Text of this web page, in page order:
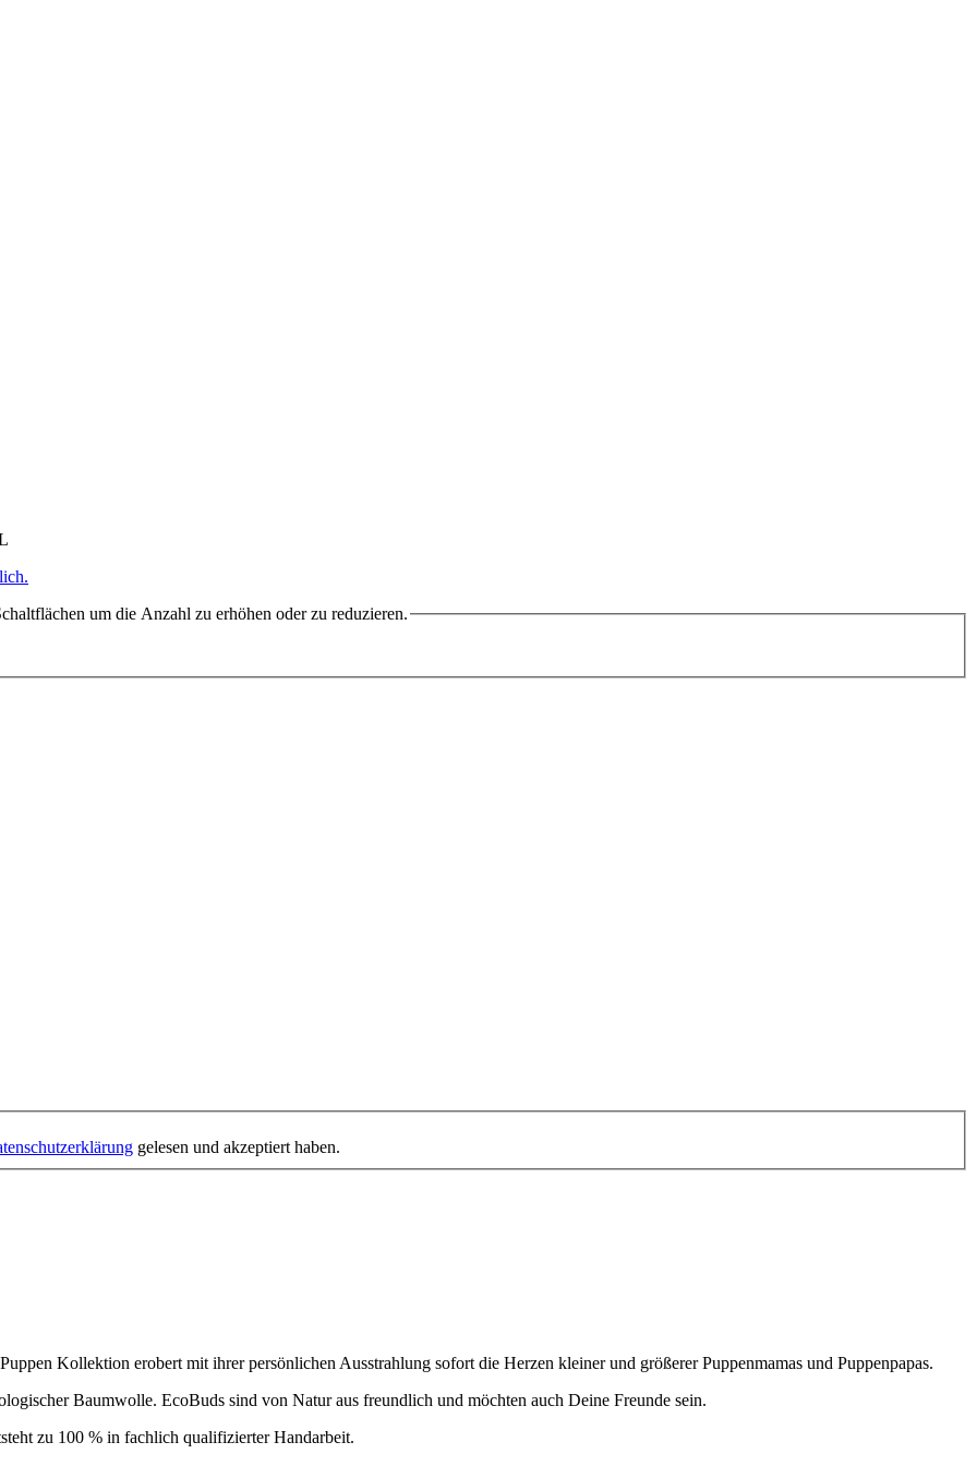
um die Anzahl zu erhöhen oder zu reduzieren.
gelesen und akzeptiert haben.
Kollektion erobert mit ihrer persönlichen Ausstrahlung sofort die Herzen kleiner und größerer Puppenmamas und Puppenpapas.
Baumwolle. EcoBuds sind von Natur aus freundlich und möchten auch Deine Freunde sein.
zu 100 % in fachlich qualifizierter Handarbeit.